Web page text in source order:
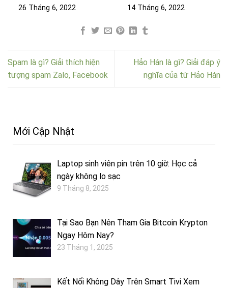
26 Tháng 6, 2022 14 Tháng 6, 2022
Spam là gì? Giải thích hiện
tượng spam Zalo, Facebook
Hảo Hán là gì? Giải đáp ý
nghĩa của từ Hảo Hán
Mới Cập Nhật
Laptop sinh viên pin trên 10 giờ: Học cả
ngày không lo sạc
9 Tháng 8, 2025
Tại Sao Bạn Nên Tham Gia Bitcoin Krypton
Ngay Hôm Nay?
23 Tháng 1, 2025
Kết Nối Không Dây Trên Smart Tivi Xem